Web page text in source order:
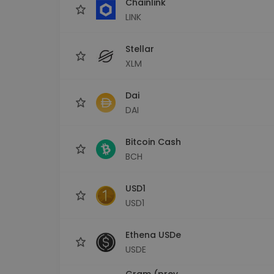
LINK
Stellar
XLM
Dai
DAI
Bitcoin Cash
BCH
USD1
USD1
Ethena USDe
USDE